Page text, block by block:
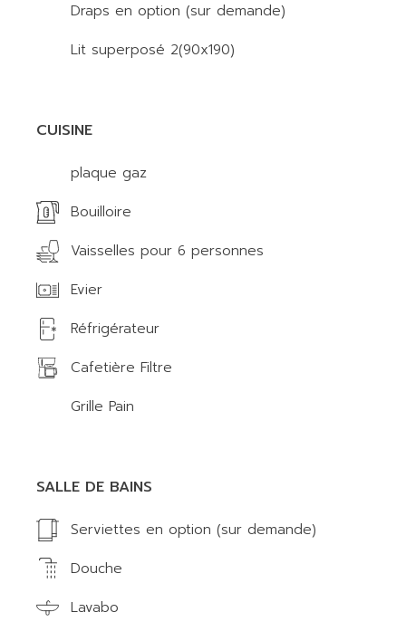
Draps en option (sur demande)
Lit superposé 2(90x190)
CUISINE
plaque gaz
Bouilloire
Vaisselles pour 6 personnes
Evier
Réfrigérateur
Cafetière Filtre
Grille Pain
SALLE DE BAINS
Serviettes en option (sur demande)
Douche
Lavabo